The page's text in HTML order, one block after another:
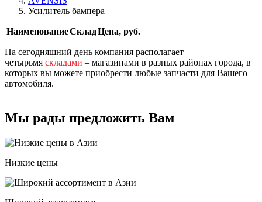
Усилитель бампера
НаименованиеСкладЦена, руб.
На сегодняшний день компания располагает
четырьмя складами – магазинами в разных районах города, в
которых вы можете приобрести любые запчасти для Вашего
автомобиля.
Мы рады предложить Вам
Низкие цены